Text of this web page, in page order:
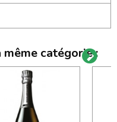
catégorie :